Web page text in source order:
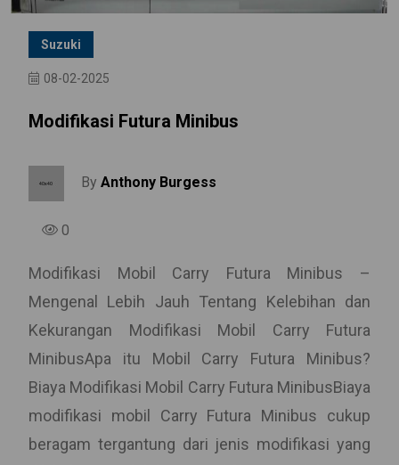
Suzuki
08-02-2025
Modifikasi Futura Minibus
By Anthony Burgess
0
Modifikasi Mobil Carry Futura Minibus –
Mengenal Lebih Jauh Tentang Kelebihan dan
Kekurangan Modifikasi Mobil Carry Futura
MinibusApa itu Mobil Carry Futura Minibus?
Biaya Modifikasi Mobil Carry Futura MinibusBiaya
modifikasi mobil Carry Futura Minibus cukup
beragam tergantung dari jenis modifikasi yang